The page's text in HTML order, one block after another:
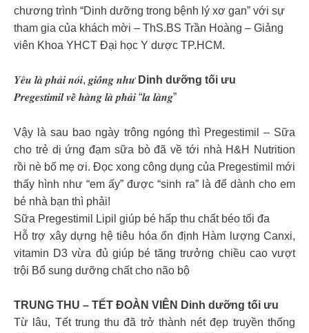
chương trình “Dinh dưỡng trong bệnh lý xơ gan” với sự
tham gia của khách mời – ThS.BS Trần Hoàng – Giảng
viên Khoa YHCT Đại học Y dược TP.HCM.
𝒀𝒆̂𝒖 𝒍𝒂̀ 𝒑𝒉𝒂̉𝒊 𝒏𝒐́𝒊, 𝒈𝒊𝒐̂́𝒏𝒈 𝒏𝒉𝒖̛ Dinh dưỡng tối ưu
𝑷𝒓𝒆𝒈𝒆𝒔𝒕𝒊𝒎𝒊𝒍 𝒗𝒆̂̀ 𝒉𝒂̀𝒏𝒈 𝒍𝒂̀ 𝒑𝒉𝒂̉𝒊 “𝒍𝒂 𝒍𝒂̀𝒏𝒈”
Vậy là sau bao ngày trông ngóng thì Pregestimil – Sữa
cho trẻ dị ứng đạm sữa bò đã về tới nhà H&H Nutrition
rồi nè bố mẹ ơi. Đọc xong công dụng của Pregestimil mới
thấy hình như “em ấy” được “sinh ra” là để dành cho em
bé nhà bạn thì phải!
Sữa Pregestimil Lipil giúp bé hấp thu chất béo tối đa
Hỗ trợ xây dựng hệ tiêu hóa ổn định Hàm lượng Canxi,
vitamin D3 vừa đủ giúp bé tăng trưởng chiều cao vượt
trội Bổ sung dưỡng chất cho não bộ
TRUNG THU – TẾT ĐOÀN VIÊN Dinh dưỡng tối ưu
Từ lâu, Tết trung thu đã trở thành nét đẹp truyền thống